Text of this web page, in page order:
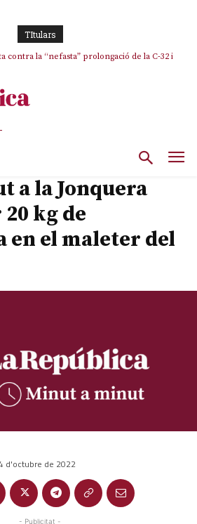
TItulars
contra la “nefasta” prolongació de la C-32 i
a la Jonquera
kg de
en el maleter del
d'octubre de 2022
- Publicitat -